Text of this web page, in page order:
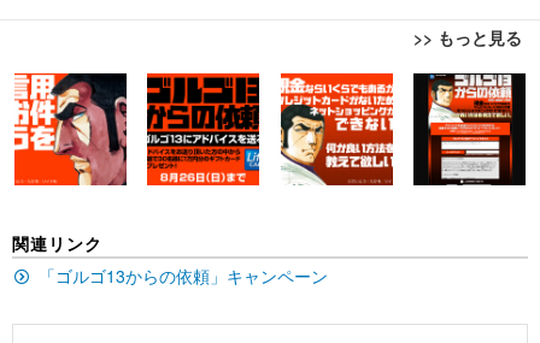
>> もっと見る
[EdoErgo] オフィスチェア 椅子 テレワーク 疲れな
い 跳ね上げ式アームレスト コンパクト 約105度ロッ
キング pc 事務椅子 360度回転 座面昇降 強化ナイロ
ン樹脂ベース 通気性メッシュ 在宅ワーク H-WY01
(黒網+黒枠+黒足)
￥5,699
ュチェア 人間工学 疲れない ブラック
￥27,999
EIZO ビジネス向けプレミアムモニター | FlexScan
EV3240X-WT | 31.5型4K UHD・USB Type-C・ホワ
イト
￥105,595
イト
Amazonベーシック ペットシーツ 薄型 レギュラー 1
回使い捨て 無香料 ホワイト 300枚
￥3,373
x2袋(84枚) ホワイト(吸収面:ライトブルー)
￥3,234
関連リンク
「ゴルゴ13からの依頼」キャンペーン